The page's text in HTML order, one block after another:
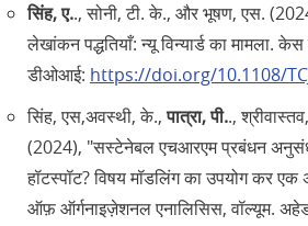
सिंह, ए.., सोनी, टी. के., और भूषण, एस.
लेखांकन पद्धतियाँ: न्यू विन्यार्ड का मामला.
डीओआई: https://doi.org/10.1108/
सिंह, एस,अवस्थी, के.,पात्रा, पी..,
(2024), "सस्टेनेबल एचआरएम प्रबंधन
हॉटस्पॉट? विषय मॉडलिंग का उपयोग कर एक
ऑफ़ ऑर्गनाइज़ेशनल एनालिसिस, वॉल्यूम.